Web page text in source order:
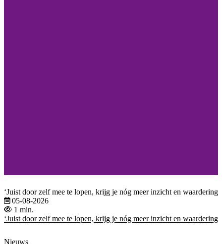
‘Juist door zelf mee te lopen, krijg je nóg meer inzicht en waardering
05-08-2026
1 min.
‘Juist door zelf mee te lopen, krijg je nóg meer inzicht en waardering
Nieuws